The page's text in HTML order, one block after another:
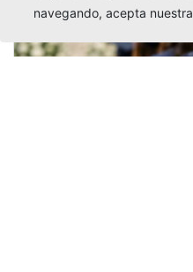
navegando, acepta nuestra